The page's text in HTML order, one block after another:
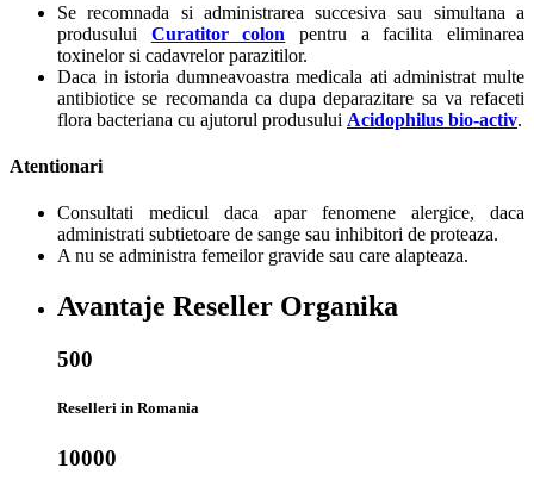
Se recomnada si administrarea succesiva sau simultana a
produsului Curatitor colon pentru a facilita eliminarea
toxinelor si cadavrelor parazitilor.
Daca in istoria dumneavoastra medicala ati administrat multe
antibiotice se recomanda ca dupa deparazitare sa va refaceti
flora bacteriana cu ajutorul produsului Acidophilus bio-activ.
Atentionari
Consultati medicul daca apar fenomene alergice, daca
administrati subtietoare de sange sau inhibitori de proteaza.
A nu se administra femeilor gravide sau care alapteaza.
Avantaje Reseller Organika
500
Reselleri in Romania
10000